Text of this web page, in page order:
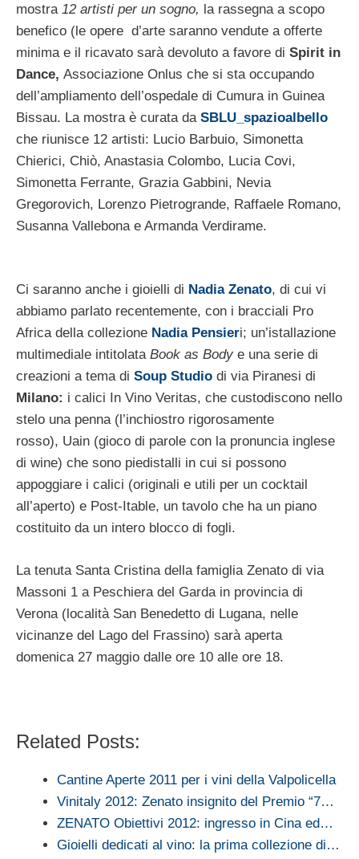
mostra 12 artisti per un sogno, la rassegna a scopo
benefico (le opere d’arte saranno vendute a offerte
minima e il ricavato sarà devoluto a favore di Spirit in
Dance, Associazione Onlus che si sta occupando
dell’ampliamento dell’ospedale di Cumura in Guinea
Bissau. La mostra è curata da SBLU_spazioalbello
che riunisce 12 artisti: Lucio Barbuio, Simonetta
Chierici, Chiò, Anastasia Colombo, Lucia Covi,
Simonetta Ferrante, Grazia Gabbini, Nevia
Gregorovich, Lorenzo Pietrogrande, Raffaele Romano,
Susanna Vallebona e Armanda Verdirame.
Ci saranno anche i gioielli di Nadia Zenato, di cui vi
abbiamo parlato recentemente, con i bracciali Pro
Africa della collezione Nadia Pensieri; un’istallazione
multimediale intitolata Book as Body e una serie di
creazioni a tema di Soup Studio di via Piranesi di
Milano: i calici In Vino Veritas, che custodiscono nello
stelo una penna (l’inchiostro rigorosamente
rosso), Uain (gioco di parole con la pronuncia inglese
di wine) che sono piedistalli in cui si possono
appoggiare i calici (originali e utili per un cocktail
all’aperto) e Post-Itable, un tavolo che ha un piano
costituito da un intero blocco di fogli.
La tenuta Santa Cristina della famiglia Zenato di via
Massoni 1 a Peschiera del Garda in provincia di
Verona (località San Benedetto di Lugana, nelle
vicinanze del Lago del Frassino) sarà aperta
domenica 27 maggio dalle ore 10 alle ore 18.
Related Posts:
Cantine Aperte 2011 per i vini della Valpolicella
Vinitaly 2012: Zenato insignito del Premio “7…
ZENATO Obiettivi 2012: ingresso in Cina ed…
Gioielli dedicati al vino: la prima collezione di…